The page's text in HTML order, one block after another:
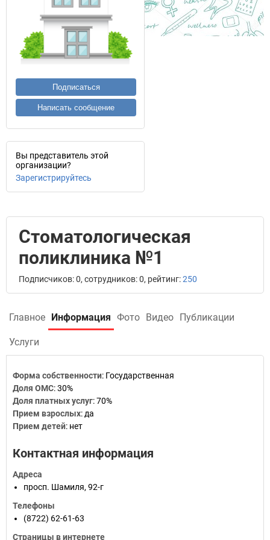
Подписаться
Написать сообщение
Вы представитель этой
организации?
Зарегистрируйтесь
Стоматологическая
поликлиника №1
Подписчиков: 0, сотрудников: 0, рейтинг:250
Главное Информация Фото Видео Публикации
Услуги
Форма собственности: Государственная
Доля ОМС:30%
Доля платных услуг:70%
Прием взрослых: да
Прием детей: нет
Контактная информация
Адреса
просп. Шамиля, 92-г
Телефоны
(8722) 62-61-63
Страницы в интернете